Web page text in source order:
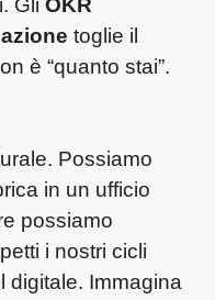
Gli OKR
toglie il
è “quanto stai”.
Possiamo
in un ufficio
possiamo
i nostri cicli
digitale. Immagina